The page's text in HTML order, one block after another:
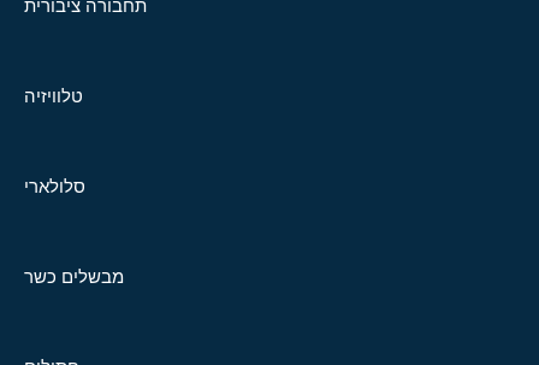
תחבורה ציבורית
טלוויזיה
סלולארי
מבשלים כשר